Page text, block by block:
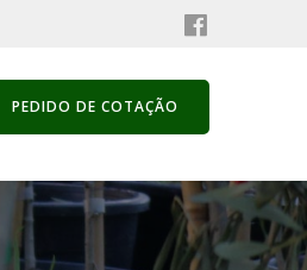
PEDIDO DE COTAÇÃO